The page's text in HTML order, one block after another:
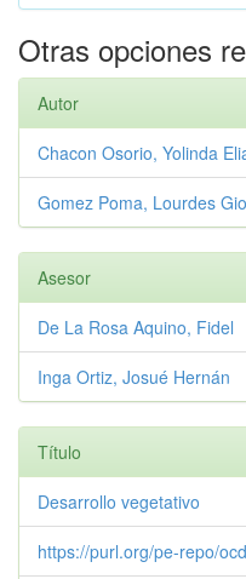
Otras opciones
Autor
Chacon Osorio, Yolinda
Gomez Poma, Lourdes
Asesor
De La Rosa Aquino, Fidel
Inga Ortiz, Josué Hernán
Título
Desarrollo vegetativo
https://purl.org/pe-repo/